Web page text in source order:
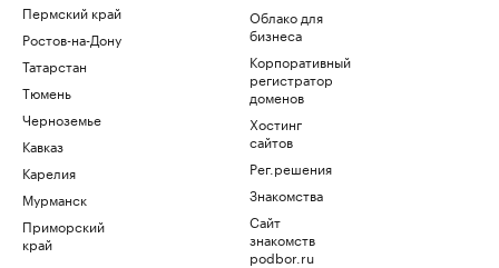
Пермский край
Ростов-на-Дону
Татарстан
Тюмень
Черноземье
Кавказ
Карелия
Мурманск
Приморский
край
Облако для
бизнеса
Корпоративный
регистратор
доменов
Хостинг
сайтов
Рег.решения
Знакомства
Сайт
знакомств
podbor.ru